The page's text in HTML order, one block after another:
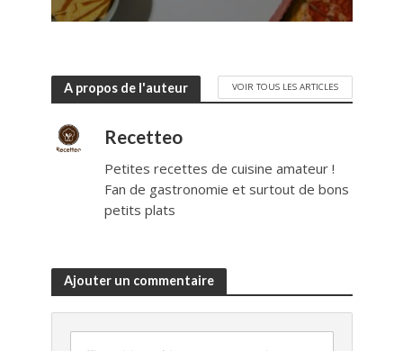
A propos de l'auteur VOIR TOUS LES ARTICLES
Recetteo
Petites recettes de cuisine amateur !
Fan de gastronomie et surtout de bons
petits plats
Ajouter un commentaire